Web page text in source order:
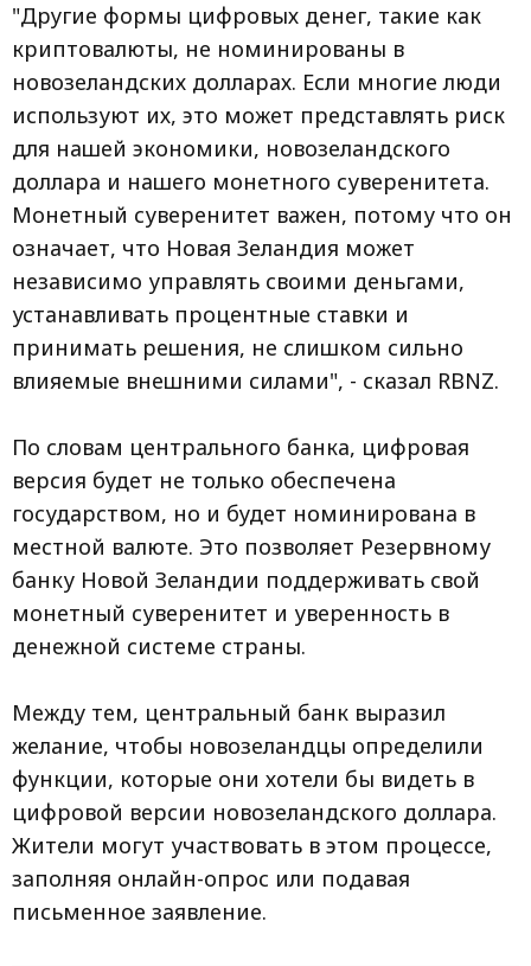
"Другие формы цифровых денег, такие как
криптовалюты, не номинированы в
новозеландских долларах. Если многие люди
используют их, это может представлять риск
для нашей экономики, новозеландского
доллара и нашего монетного суверенитета.
Монетный суверенитет важен, потому что он
означает, что Новая Зеландия может
независимо управлять своими деньгами,
устанавливать процентные ставки и
принимать решения, не слишком сильно
влияемые внешними силами", - сказал RBNZ.
По словам центрального банка, цифровая
версия будет не только обеспечена
государством, но и будет номинирована в
местной валюте. Это позволяет Резервному
банку Новой Зеландии поддерживать свой
монетный суверенитет и уверенность в
денежной системе страны.
Между тем, центральный банк выразил
желание, чтобы новозеландцы определили
функции, которые они хотели бы видеть в
цифровой версии новозеландского доллара.
Жители могут участвовать в этом процессе,
заполняя онлайн-опрос или подавая
письменное заявление.